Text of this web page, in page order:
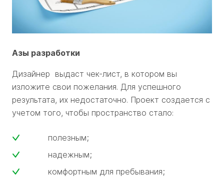
Азы разработки
Дизайнер выдаст чек-лист, в котором вы
изложите свои пожелания. Для успешного
результата, их недостаточно. Проект создается с
учетом того, чтобы пространство стало:
полезным;
надежным;
комфортным для пребывания;